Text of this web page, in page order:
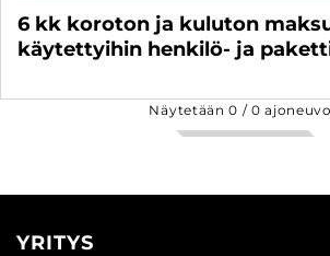
6 kk koroton ja kuluton
käytettyihin henkilö- ja
Näytetään0 /0
YRITYS